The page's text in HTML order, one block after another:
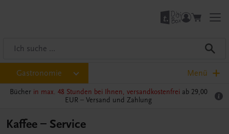
Gastronomie Menü
Bücher in max. 48 Stunden bei Ihnen, versandkostenfrei ab 29,00
EUR – Versand und Zahlung
Kaffee – Service